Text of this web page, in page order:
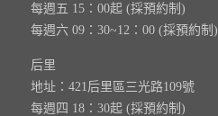
每週五 15：00起 (採預約制)
每週六 09：30~12：00 (採預約制)
后里
地址：421后里區三光路109號
每週四 18：30起 (採預約制)